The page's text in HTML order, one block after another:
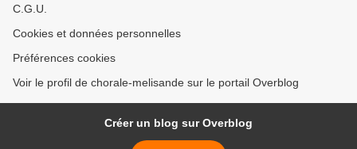
C.G.U.
Cookies et données personnelles
Préférences cookies
Voir le profil de chorale-melisande sur le portail Overblog
Créer un blog sur Overblog